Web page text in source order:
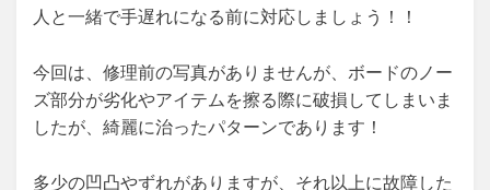
人と一緒で手遅れになる前に対応しましょう！！
今回は、修理前の写真がありませんが、ボードのノー
ズ部分が劣化やアイテムを擦る際に破損してしまいま
したが、綺麗に治ったパターンであります！
多少の凹凸やずれがありますが、それ以上に故障した